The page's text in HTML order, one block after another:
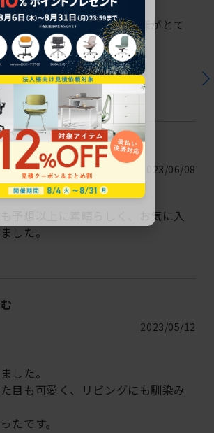
と座面がスライドする仕様がとて
入っております。
されております。
み、座り心地も◎
2023/06/08
予想以上に素晴らしく、お気に入
した。
2023/05/12
した。
目も可愛く、リビングにも馴染み
たです。